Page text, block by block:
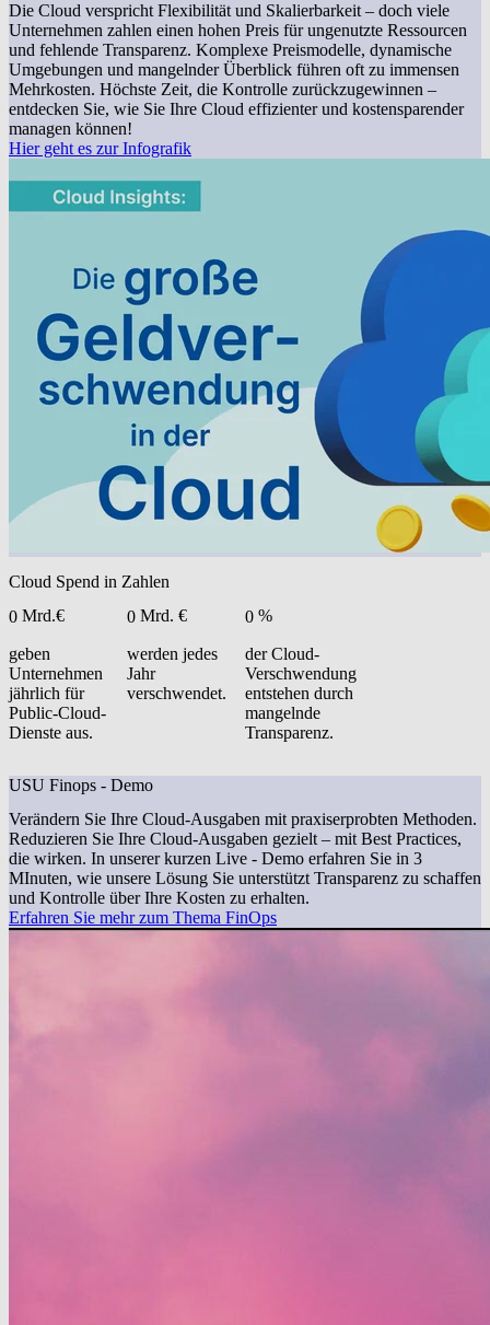
Die Cloud verspricht Flexibilität und Skalierbarkeit – doch viele
Unternehmen zahlen einen hohen Preis für ungenutzte Ressourcen
und fehlende Transparenz. Komplexe Preismodelle, dynamische
Umgebungen und mangelnder Überblick führen oft zu immensen
Mehrkosten. Höchste Zeit, die Kontrolle zurückzugewinnen –
entdecken Sie, wie Sie Ihre Cloud effizienter und kostensparender
managen können!
Hier geht es zur Infografik
Cloud Spend in Zahlen
0 Mrd.€
geben
Unternehmen
jährlich für
Public-Cloud-
Dienste aus.
0 Mrd. €
werden jedes
Jahr
verschwendet.
0 %
der Cloud-
Verschwendung
entstehen durch
mangelnde
Transparenz.
USU Finops - Demo
Verändern Sie Ihre Cloud-Ausgaben mit praxiserprobten Methoden.
Reduzieren Sie Ihre Cloud-Ausgaben gezielt – mit Best Practices,
die wirken. In unserer kurzen Live - Demo erfahren Sie in 3
MInuten, wie unsere Lösung Sie unterstützt Transparenz zu schaffen
und Kontrolle über Ihre Kosten zu erhalten.
Erfahren Sie mehr zum Thema FinOps